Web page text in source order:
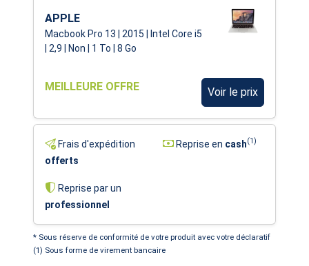
APPLE
Macbook Pro 13 | 2015 | Intel Core i5
| 2,9 | Non | 1 To | 8 Go
MEILLEURE OFFRE Voir le prix
Frais d'expédition
offerts
Reprise en cash(1)
Reprise par un
professionnel
* Sous réserve de conformité de votre produit avec votre déclaratif
(1) Sous forme de virement bancaire